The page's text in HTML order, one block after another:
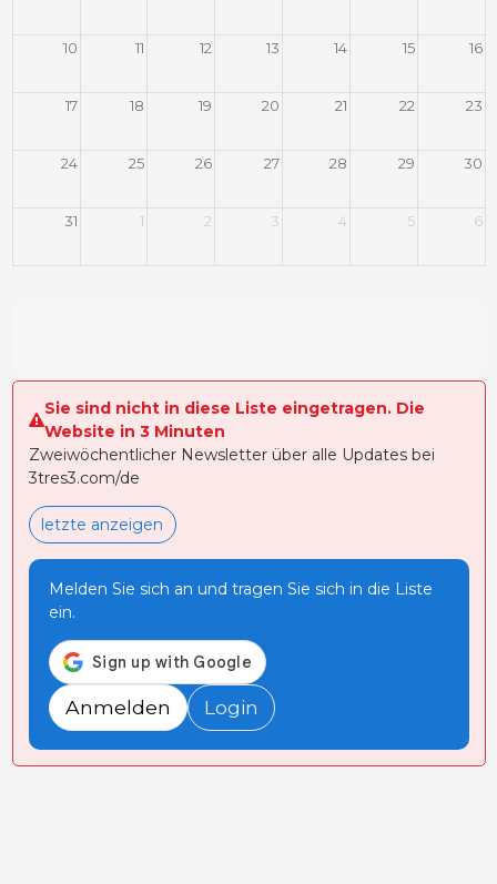
10 11 12 13 14 15 16
17 18 19 20 21 22 23
24 25 26 27 28 29 30
31 1 2 3 4 5 6
Sie sind nicht in diese Liste eingetragen. Die
Website in 3 Minuten
Zweiwöchentlicher Newsletter über alle Updates bei
3tres3.com/de
letzte anzeigen
Melden Sie sich an und tragen Sie sich in die Liste
ein.
Anmelden Login